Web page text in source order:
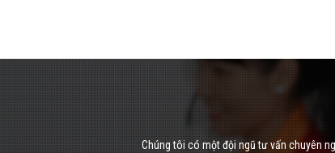
Chúng tôi có một đội ngũ tư vấn chuyên